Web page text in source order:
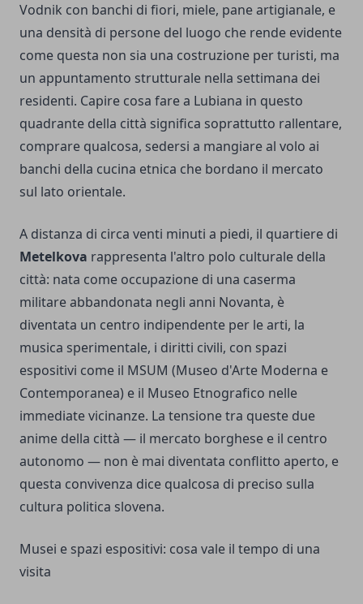
Vodnik con banchi di fiori, miele, pane artigianale, e
una densità di persone del luogo che rende evidente
come questa non sia una costruzione per turisti, ma
un appuntamento strutturale nella settimana dei
residenti. Capire cosa fare a Lubiana in questo
quadrante della città significa soprattutto rallentare,
comprare qualcosa, sedersi a mangiare al volo ai
banchi della cucina etnica che bordano il mercato
sul lato orientale.
A distanza di circa venti minuti a piedi, il quartiere di
Metelkova rappresenta l'altro polo culturale della
città: nata come occupazione di una caserma
militare abbandonata negli anni Novanta, è
diventata un centro indipendente per le arti, la
musica sperimentale, i diritti civili, con spazi
espositivi come il MSUM (Museo d'Arte Moderna e
Contemporanea) e il Museo Etnografico nelle
immediate vicinanze. La tensione tra queste due
anime della città — il mercato borghese e il centro
autonomo — non è mai diventata conflitto aperto, e
questa convivenza dice qualcosa di preciso sulla
cultura politica slovena.
Musei e spazi espositivi: cosa vale il tempo di una
visita